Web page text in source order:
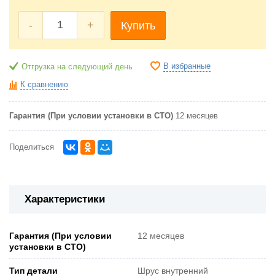
- + Купить
Отгрузка на следующий день В избранные
К сравнению
Гарантия (При условии установки в СТО) 12 месяцев
Поделиться
Характеристики
Гарантия (При условии
установки в СТО)
12 месяцев
Тип детали Шрус внутренний